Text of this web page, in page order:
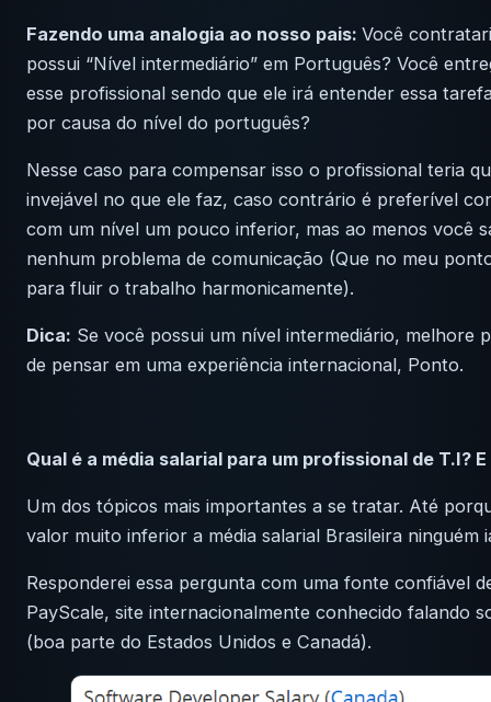
Fazendo uma analogia ao nosso pais: Você
possui “Nível intermediário” em Português? Você
esse profissional sendo que ele irá entender essa
por causa do nível do português?
Nesse caso para compensar isso o profissional teria
invejável no que ele faz, caso contrário é preferível
com um nível um pouco inferior, mas ao menos você
nenhum problema de comunicação (Que no meu
para fluir o trabalho harmonicamente).
Dica: Se você possui um nível intermediário, melhore
de pensar em uma experiência internacional, Ponto.
Qual é a média salarial para um profissional de T.I?
Um dos tópicos mais importantes a se tratar. Até
valor muito inferior a média salarial Brasileira ninguém
Responderei essa pergunta com uma fonte confiável
PayScale, site internacionalmente conhecido falando
(boa parte do Estados Unidos e Canadá).